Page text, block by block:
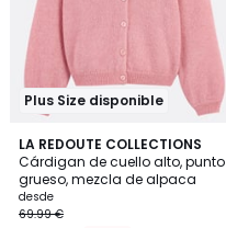
Plus Size disponible
LA REDOUTE COLLECTIONS
Cárdigan de cuello alto, punto
grueso, mezcla de alpaca
desde
69.99 €
4
/
5
3
Colores